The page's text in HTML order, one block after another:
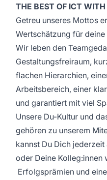
THE BEST OF ICT
Getreu unseres Mottos
Wertschätzung für
Wir leben den
Gestaltungsfreiraum,
flachen Hierarchien,
Arbeitsbereich, einer
und garantiert mit viel
Unsere Du-Kultur und
gehören zu unserem
kannst Du Dich
oder Deine Kolleg:innen
Erfolgsprämien und